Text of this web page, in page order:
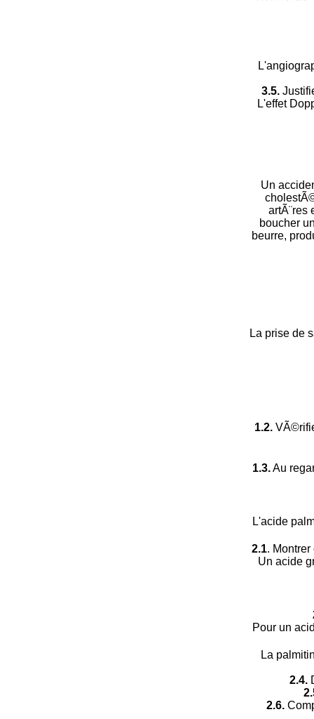
3.5.
L'effet
Un
artÃ¨res
boucher
beurre,
La prise de
1.2.
1.3.Au
L'acide
2.1.
Un acide
Pour un
La
2.4.
2.6.